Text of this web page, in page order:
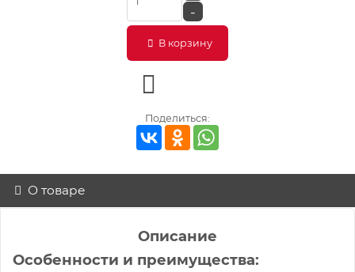
-
В корзину
Поделиться:
О товаре
Описание
Особенности и преимущества: